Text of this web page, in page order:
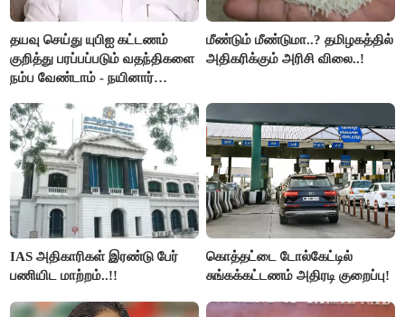
தயவு செய்து யுபிஐ கட்டணம்
குறித்து பரப்பப்படும் வதந்திகளை
நம்ப வேண்டாம் - நயினார்
மீண்டும் மீண்டுமா..? தமிழகத்தில்
அதிகரிக்கும் அரிசி விலை..!
IAS அதிகாரிகள் இரண்டு பேர்
பணியிட மாற்றம்..!!
கொத்தட்டை டோல்கேட்டில்
சுங்கக்கட்டணம் அதிரடி குறைப்பு!